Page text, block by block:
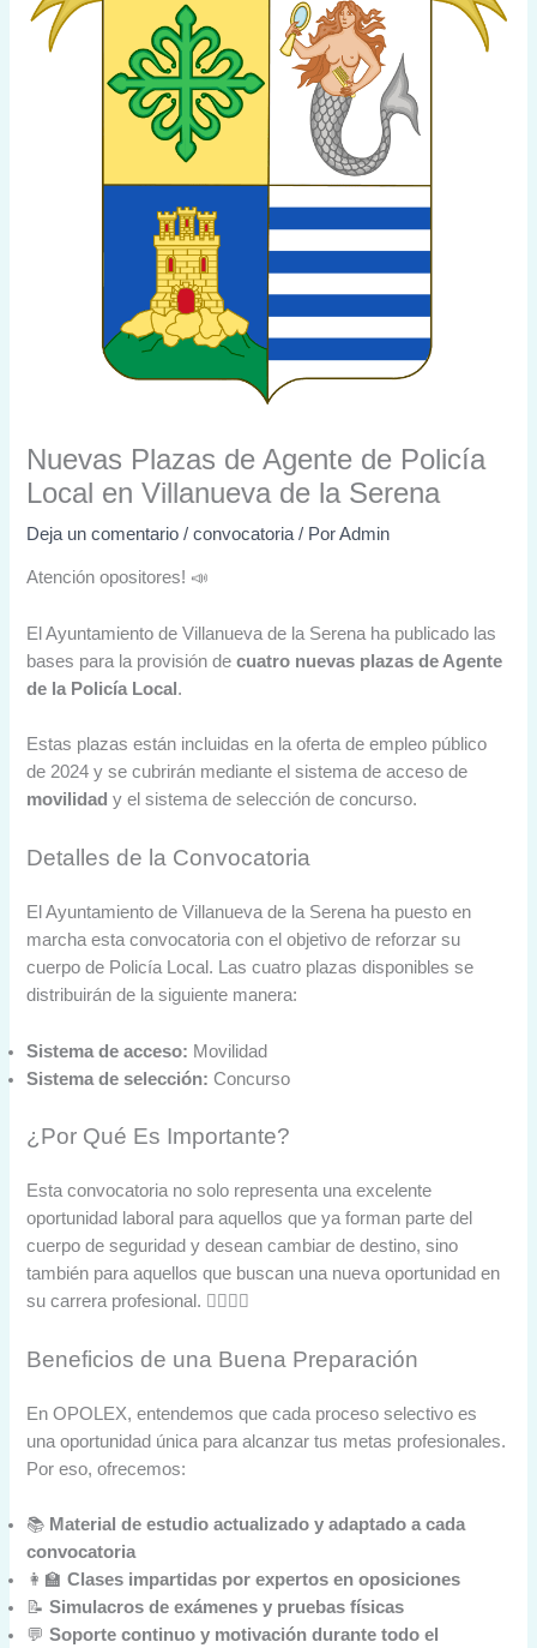
Nuevas Plazas de Agente de Policía
Local en Villanueva de la Serena
Deja un comentario /convocatoria / PorAdmin
Atención opositores! 📣
El Ayuntamiento de Villanueva de la Serena ha publicado las
bases para la provisión decuatro nuevas plazas de Agente
de la Policía Local .
Estas plazas están incluidas en la oferta de empleo público
de 2024 y se cubrirán mediante el sistema de acceso de
movilidad y el sistema de selección de concurso.
Detalles de la Convocatoria
El Ayuntamiento de Villanueva de la Serena ha puesto en
marcha esta convocatoria con el objetivo de reforzar su
cuerpo de Policía Local. Las cuatro plazas disponibles se
distribuirán de la siguiente manera:
Sistema de acceso: Movilidad
Sistema de selección: Concurso
¿Por Qué Es Importante?
Esta convocatoria no solo representa una excelente
oportunidad laboral para aquellos que ya forman parte del
cuerpo de seguridad y desean cambiar de destino, sino
también para aquellos que buscan una nueva oportunidad en
su carrera profesional. 👮‍♂️👮‍♀️
Beneficios de una Buena Preparación
En OPOLEX, entendemos que cada proceso selectivo es
una oportunidad única para alcanzar tus metas profesionales.
Por eso, ofrecemos:
📚 Material de estudio actualizado y adaptado a cada
convocatoria
👩‍🏫Clases impartidas por expertos en oposiciones
📝Simulacros de exámenes y pruebas físicas
💬Soporte continuo y motivación durante todo el